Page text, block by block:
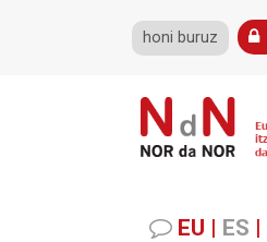
honi buruz
EU | ES |